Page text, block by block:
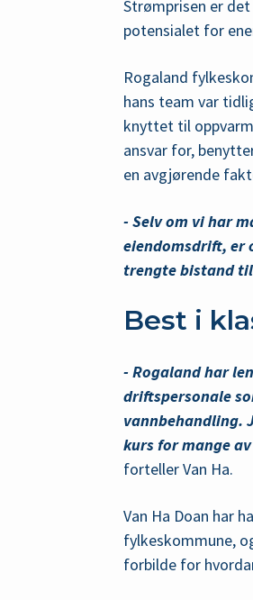
Strømprisen er
potensialet for
Rogaland
hans team var
knyttet til
ansvar for,
en avgjørende
- Selv om vi har
eiendomsdrift, er
trengte bistand
Best i
- Rogaland har
driftspersonale
vannbehandling.
kurs for mange
forteller Van Ha.
Van Ha Doan har
fylkeskommune,
forbilde for